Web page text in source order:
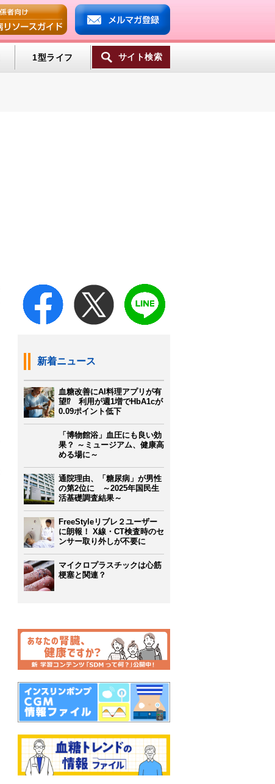
1型ライフ サイト検索
新着ニュース
血糖改善にAI料理アプリが有
望⁉ 利用が週1増でHbA1cが
0.09ポイント低下
「博物館浴」血圧にも良い効
果？ ～ミュージアム、健康高
める場に～
通院理由、「糖尿病」が男性
の第2位に ～2025年国民生
活基礎調査結果～
FreeStyleリブレ２ユーザー
に朗報！ X線・CT検査時のセ
ンサー取り外しが不要に
マイクロプラスチックは心筋
梗塞と関連？